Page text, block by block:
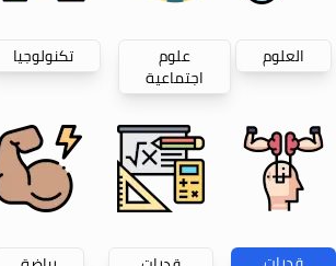
العلوم علوم
اجتماعية
تكنولوجيا